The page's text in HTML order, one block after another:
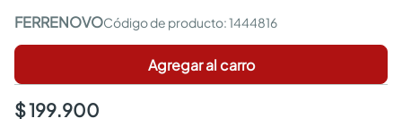
FERRENOVO :1444816
Agregar al carro
$ 199.900